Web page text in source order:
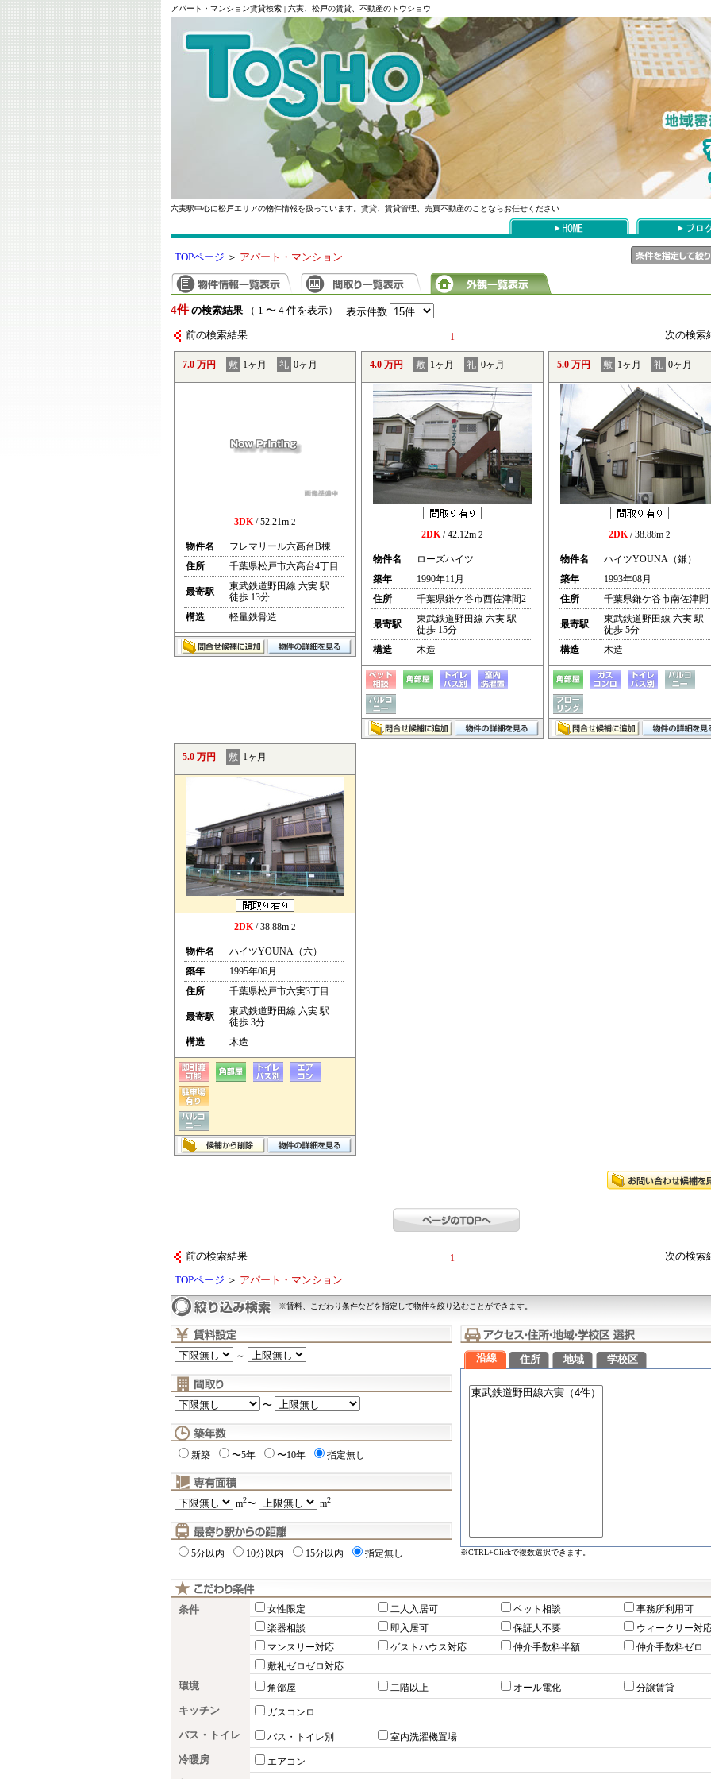
アパート・マンション賃貸検索 | 六実、松戸の賃貸、不動産のトウショウ
六実駅中心に松戸エリアの物件情報を扱っています。賃貸、賃貸管理、売買不動産のことならお任せください
TOPページ ＞ アパート・マンション
4件 の検索結果（ 1 〜 4 件を表示） 表示件数
前の検索結果 1 次の検
7.0 万円 敷 1ヶ月 礼 0ヶ月
3DK/ 52.21m 2
物件名
フレマリール六高台B棟
住所
千葉県松戸市六高台4丁目
最寄駅
東武鉄道野田線 六実 駅
徒歩 13分
構造
軽量鉄骨造
4.0 万円 敷 1ヶ月 礼 0ヶ月
2DK/ 42.12m 2
物件名
ローズハイツ
築年
1990年11月
住所
千葉県鎌ケ谷市西佐津間2
最寄駅
東武鉄道野田線 六実 駅
徒歩 15分
構造
木造
5.0 万円 敷 1ヶ月 礼 0ヶ月
2DK/ 38.88m 2
物件名
ハイツYOUNA（鎌）
築年
1993年08月
住所
千葉県鎌ケ谷市南佐津間
最寄駅
東武鉄道野田線 六実 駅
徒歩 5分
構造
木造
5.0 万円 敷 1ヶ月
2DK/ 38.88m 2
物件名
ハイツYOUNA（六）
築年
1995年06月
住所
千葉県松戸市六実3丁目
最寄駅
東武鉄道野田線 六実 駅
徒歩 3分
構造
木造
前の検索結果 1 次の検
TOPページ ＞ アパート・マンション
※賃料、こだわり条件などを指定して物件を絞り込むことができます。
～
〜
新築 〜5年 〜10年 指定無し
m2〜 m2
5分以内 10分以内 15分以内 指定無し
沿線 住所 地域 学校区
※CTRL+Clickで複数選択できます。
条件 女性限定 二人入居可 ペット相談
事務所利用可
楽器相談
即入居可 保証人不要
ウィークリー対
マンスリー対応
ゲストハウス対応 仲介手数料半額
仲介手数料ゼロ
敷礼ゼロゼロ対応
環境 角部屋 二階以上 オール電化 分譲賃貸
キッチン ガスコンロ
バス・トイレ バス・トイレ別 室内洗濯機置場
冷暖房 エアコン